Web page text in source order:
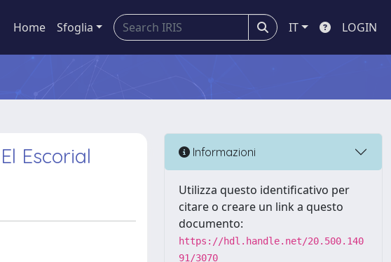
Home Sfoglia IT LOGIN
Escorial Informazioni
Utilizza questo identificativo per
citare o creare un link a questo
documento:
https://hdl.handle.net/20.500.140
91/3070